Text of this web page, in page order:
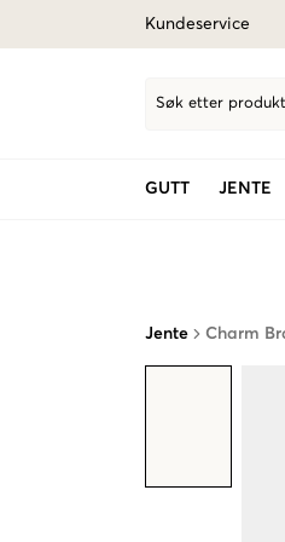
Kundeservice
Søk etter
GUTT JENTE
Jente Charm